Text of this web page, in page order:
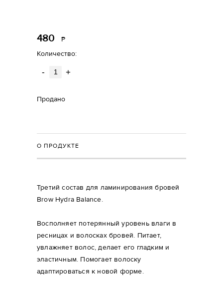
480 Р
Количество:
- +
Продано
О ПРОДУКТЕ
Третий состав для ламинирования бровей
Brow Hydra Balance.
Восполняет потерянный уровень влаги в
ресницах и волосках бровей. Питает,
увлажняет волос, делает его гладким и
эластичным. Помогает волоску
адаптироваться к новой форме.